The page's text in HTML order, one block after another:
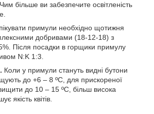
більше ви забезпечите освітленість
примули необхідно щотижня
добривами (18-12-18) з
Після посадки в горщики примулу
N:K 1:3.
Коли у примули стануть видні бутони
до +6 – 8 ºС, для прискореної
до 10 – 15 ºС, більш висока
якість квітів.